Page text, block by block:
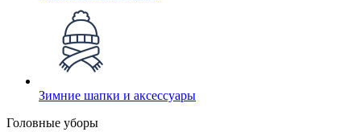
Зимние шапки и аксессуары
Головные уборы